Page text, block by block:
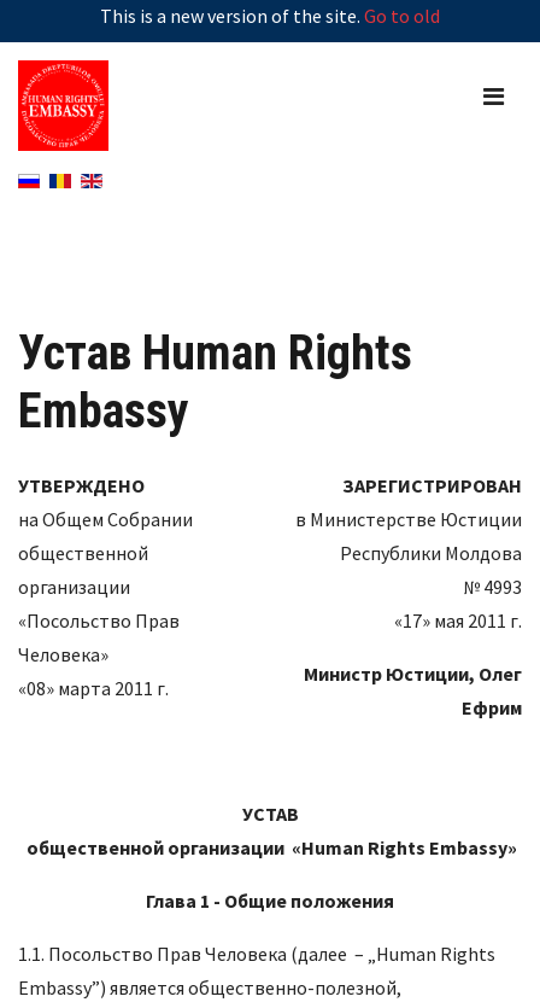
This is a new version of the site. Go to old
Устав Human Rights
Embassy
УТВЕРЖДЕНО
на Общем Cобрании
общественной
организации
«Посольство Прав
Человека»
«08» марта 2011 г.
ЗАРЕГИСТРИРОВАН
в Министерстве Юстиции
Республики Молдова
№ 4993
«17» мая 2011 г.
Министр Юстиции, Олег
Ефрим
УСТАВ
общественной организации «Human Rights Embassy»
Глава 1 - Общие положения
1.1. Посольство Прав Человека (далее – „Human Rights
Embassy”) является общественно-полезной,